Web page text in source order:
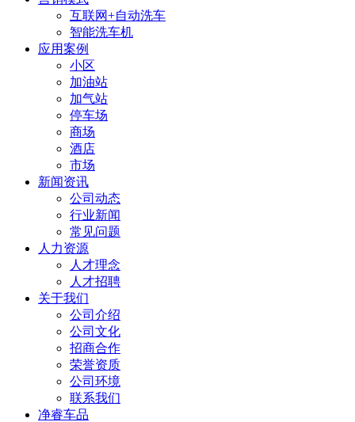
互联网+自动洗车
智能洗车机
应用案例
小区
加油站
加气站
停车场
商场
酒店
市场
新闻资讯
公司动态
行业新闻
常见问题
人力资源
人才理念
人才招聘
关于我们
公司介绍
公司文化
招商合作
荣誉资质
公司环境
联系我们
净睿车品